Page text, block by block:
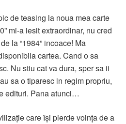
de teasing la noua mea carte
mi-a iesit extraordinar, nu cred
la “1984” incoace! Ma
cartea. Cand o sa
Nu stiu cat va dura, sper sa ii
sa o tiparesc in regim propriu,
edituri. Pana atunci…
care își pierde voința de a